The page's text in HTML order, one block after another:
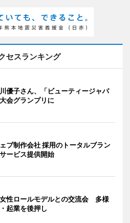
セスランキング
優子さん、「ビューティージャパ
会グランプリに
ブ制作会社 採用のトータルブラン
ービス提供開始
性ロールモデルとの交流会 多様
起業を後押し